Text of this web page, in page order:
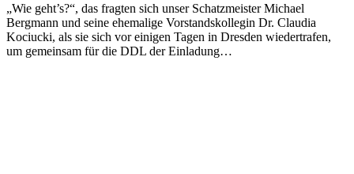
„Wie geht’s?“, das fragten sich unser Schatzmeister Michael
Bergmann und seine ehemalige Vorstandskollegin Dr. Claudia
Kociucki, als sie sich vor einigen Tagen in Dresden wiedertrafen,
um gemeinsam für die DDL der Einladung…